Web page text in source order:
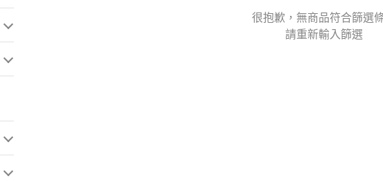
很抱歉，無商品符合篩選
請重新輸入篩選